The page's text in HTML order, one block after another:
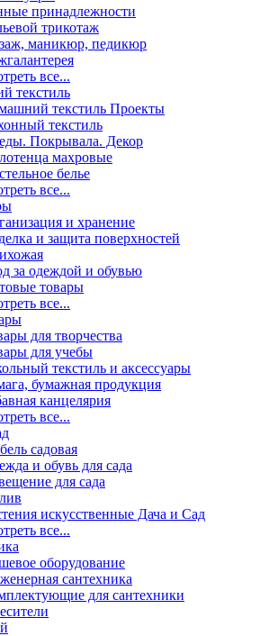
принадлежности
трикотаж
маникюр, педикюр
все...
текстиль
текстиль Проекты
текстиль
Покрывала. Декор
махровые
белье
все...
и хранение
и защита поверхностей
за одеждой и обувью
товары
все...
для творчества
для учебы
текстиль и аксессуары
бумажная продукция
канцелярия
все...
садовая
и обувь для сада
для сада
искусственные Дача и Сад
все...
оборудование
сантехника
для сантехники